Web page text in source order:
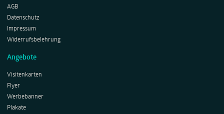
AGB
Datenschutz
Impressum
Widerrufsbelehrung
Angebote
Visitenkarten
Flyer
Werbebanner
Plakate